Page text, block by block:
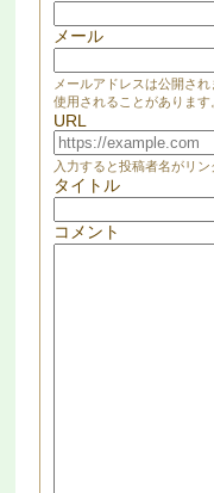
メール
メールアドレスは公開さ
使用されることがあります
URL
入力すると投稿者名がリン
タイトル
コメント